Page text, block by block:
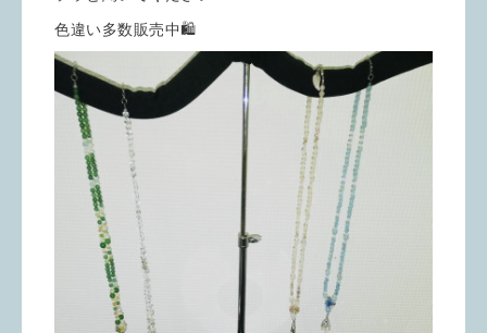
色違い多数販売中🛍